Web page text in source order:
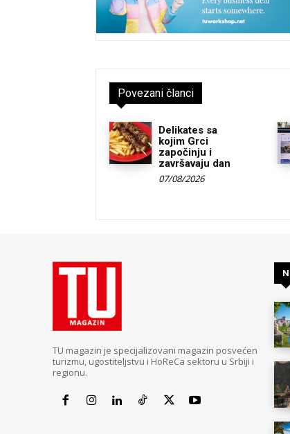
Povezani članci
Delikates sa
kojim Grci
započinju i
završavaju dan
07/08/2026
TU magazin je specijalizovani magazin posvećen
turizmu, ugostiteljstvu i HoReCa sektoru u Srbiji i
regionu.